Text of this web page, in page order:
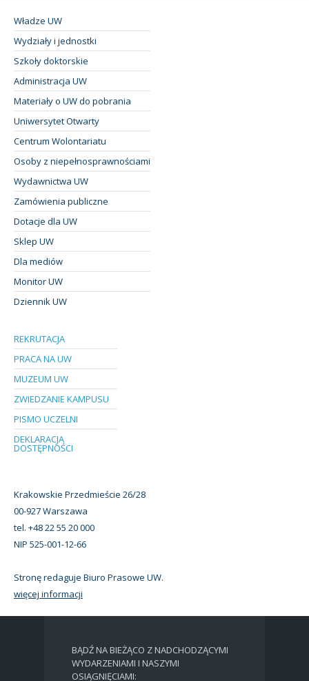
Władze UW
Wydziały i jednostki
Szkoły doktorskie
Administracja UW
Materiały o UW do pobrania
Uniwersytet Otwarty
Centrum Wolontariatu
Osoby z niepełnosprawnościami
Wydawnictwa UW
Zamówienia publiczne
Dotacje dla UW
Sklep UW
Dla mediów
Monitor UW
Dziennik UW
REKRUTACJA
PRACA NA UW
MUZEUM UW
ZWIEDZANIE KAMPUSU
PISMO UCZELNI
DEKLARACJA
DOSTĘPNOŚCI
Krakowskie Przedmieście 26/28
00-927 Warszawa
tel. +48 22 55 20 000
NIP 525-001-12-66
Stronę redaguje Biuro Prasowe UW.
więcej informacji
BĄDŹ NA BIEŻĄCO Z NADCHODZĄCYMI
WYDARZENIAMI I NASZYMI
OSIĄGNIĘCIAMI: